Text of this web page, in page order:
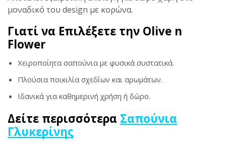
μοναδικό του design με κορώνα.
Γιατί να Επιλέξετε την Olive n
Flower
Χειροποίητα σαπούνια με φυσικά συστατικά.
Πλούσια ποικιλία σχεδίων και αρωμάτων.
Ιδανικά για καθημερινή χρήση ή δώρο.
Δείτε περισσότερα Σαπούνια
Γλυκερίνης